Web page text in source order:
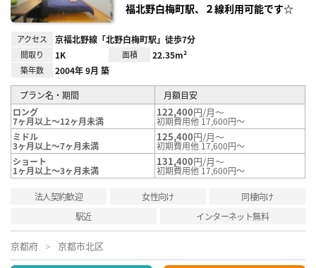
福北野白梅町駅、２線利用可能です☆
アクセス 京福北野線「北野白梅町駅」徒歩7分
間取り 1K 面積 22.35m²
築年数 2004年 9月 築
プラン名・期間
月額目安
ロング
7ヶ月以上～12ヶ月未満
122,400円/月～
初期費用他 17,600円～
ミドル
3ヶ月以上～7ヶ月未満
125,400円/月～
初期費用他 17,600円～
ショート
1ヶ月以上～3ヶ月未満
131,400円/月～
初期費用他 17,600円～
法人契約歓迎 女性向け
同棲向け
駅近
インターネット無料
京都府 京都市北区